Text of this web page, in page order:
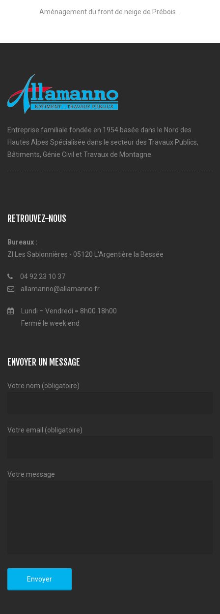
Aménagement du front de neige de Prébois...
Entreprise familiale fondée en 1954 basée dans le Nord des
Hautes Alpes Spécialisée dans le secteur des Travaux Publics,
Bâtiments, Génie Civil et Travaux de Montagne.
RETROUVEZ-NOUS
Bureaux :
ZI Les Sablonnières - 05120 L'Argentière la Bessée
04 92 23 10 37
allamanno@allamanno.fr
Lundi – Vendredi = 8h00 18h00
Fermé le week end
ENVOYER UN MESSAGE
Votre nom (obligatoire)
Votre email (obligatoire)
Votre message